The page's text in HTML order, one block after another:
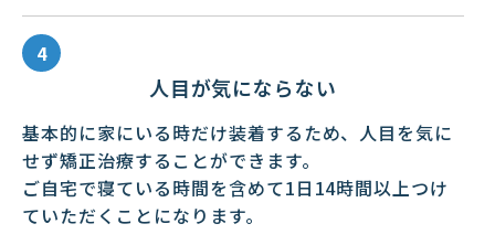
人目が気にならない
基本的に家にいる時だけ装着するため、人目を気に
せず矯正治療することができます。
ご自宅で寝ている時間を含めて1日14時間以上つけ
ていただくことになります。